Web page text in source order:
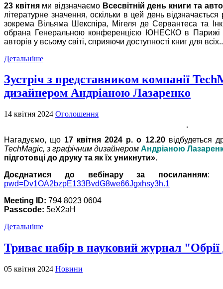
23 квітнями відзначаємо Всесвітній день книги та
літературне значення, оскільки в цей день відзначається
зокрема Вільяма Шекспіра, Мігеля де Сервантеса та
обрана Генеральною конференцією ЮНЕСКО в Парижі
авторів у всьому світі, сприяючи доступності книг для
Детальніше
Зустріч з представником компанії
дизайнером Андріаною Лазаренко
14 квітня 2024 Оголошення
Нагадуємо, що 17 квітня 2024 р. о 12.20 відбудеться
TechMagic, з графічним дизайнером Андріаною
підготовці до друку та як їх уникнути».
Доєднатися до вебінару за посиланням:
pwd=Dv1OA2bzpE133BvdG8we66Jgxhsy3h.1
Meeting ID: 794 8023 0604
Passcode: 5eX2aH
Детальніше
Триває набір в науковий журнал
05 квітня 2024 Новини